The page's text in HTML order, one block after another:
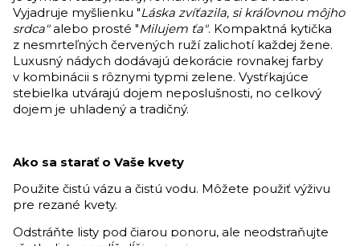
Vyjadruje myšlienku "Láska zvíťazila, si kráľovnou môjho
srdca"alebo prosté "Milujem ťa". Kompaktná kytička
z nesmrteľných červených ruží zalichotí každej žene.
Luxusný nádych dodávajú dekorácie rovnakej farby
v kombinácii s rôznymi typmi zelene. Vystŕkajúce
stebielka utvárajú dojem neposlušnosti, no celkový
dojem je uhladený a tradičný.
Ako sa starať o Vaše kvety
Použite čistú vázu a čistú vodu. Môžete použiť výživu
pre rezané kvety.
Odstráňte listy pod čiarou ponoru, ale neodstraňujte